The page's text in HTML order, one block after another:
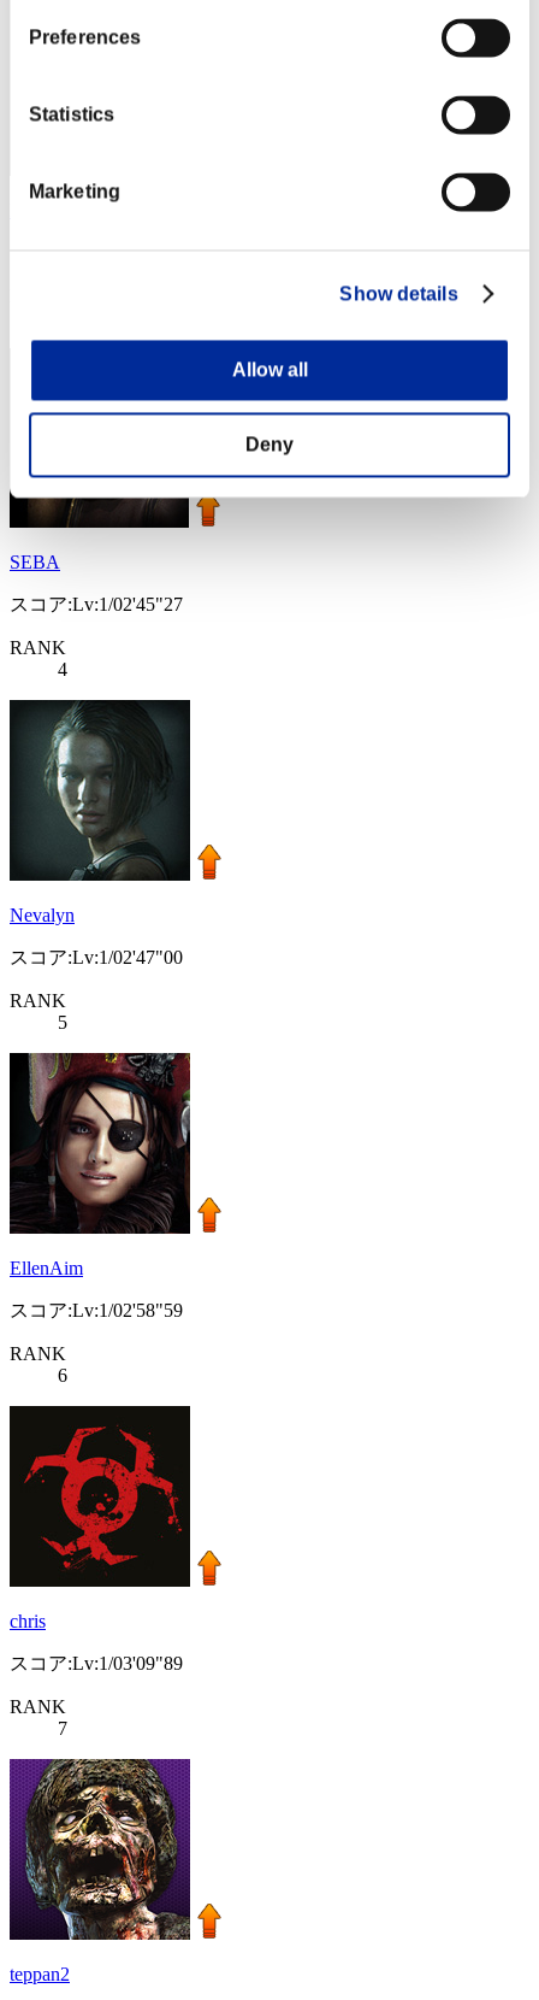
Preferences
Statistics
Marketing
Show details
Allow all
Deny
スコア:Lv:1/02'30"51
SEBA
スコア:Lv:1/02'45"27
RANK
4
Nevalyn
スコア:Lv:1/02'47"00
RANK
5
EllenAim
スコア:Lv:1/02'58"59
RANK
6
chris
スコア:Lv:1/03'09"89
RANK
7
teppan2